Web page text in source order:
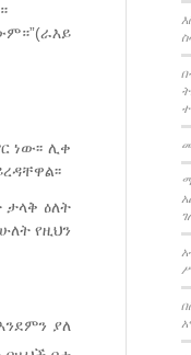
ነው፡፡ ሊቀ
ታላቅ ዕለት
የዚህን
ያለ